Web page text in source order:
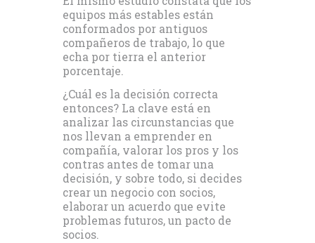
equipos más estables están
conformados por antiguos
compañeros de trabajo, lo que
echa por tierra el anterior
porcentaje.
¿Cuál es la decisión correcta
entonces? La clave está en
analizar las circunstancias que
nos llevan a emprender en
compañía, valorar los pros y los
contras antes de tomar una
decisión, y sobre todo, si decides
crear un negocio con socios,
elaborar un acuerdo que evite
problemas futuros, un pacto de
socios.